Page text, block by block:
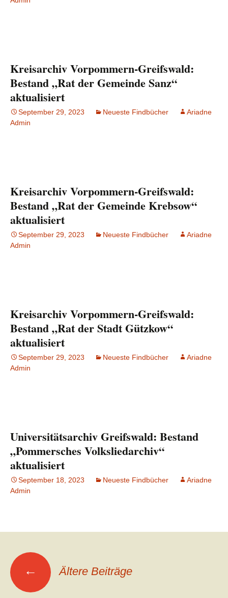
Kreisarchiv Vorpommern-Greifswald:
Bestand „Rat der Gemeinde Sanz“
aktualisiert
September 29, 2023 Neueste Findbücher
Ariadne
Admin
Kreisarchiv Vorpommern-Greifswald:
Bestand „Rat der Gemeinde Krebsow“
aktualisiert
September 29, 2023 Neueste Findbücher
Ariadne
Admin
Kreisarchiv Vorpommern-Greifswald:
Bestand „Rat der Stadt Gützkow“
aktualisiert
September 29, 2023 Neueste Findbücher
Ariadne
Admin
Universitätsarchiv Greifswald: Bestand
„Pommersches Volksliedarchiv“
aktualisiert
September 18, 2023 Neueste Findbücher
Ariadne
Admin
Beitragsnavigation
← Ältere Beiträge